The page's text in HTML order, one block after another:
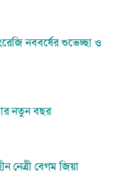
নববর্ষের শুভেচ্ছা ও
নতুন বছর
নেত্রী বেগম জিয়া